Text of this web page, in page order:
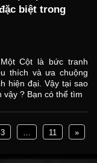
biệt trong
Cột là bức tranh
thích và ưa chuộng
hiện đại. Vậy tại sao
? Bạn có thể tìm
3 … 11 »